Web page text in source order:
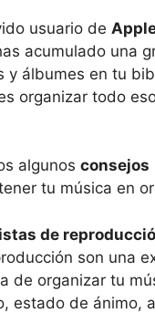
usuario de
acumulado una
y álbumes en tu
organizar todo
algunos consejos
tu música en
de
son una
de organizar tu
estado de ánimo,